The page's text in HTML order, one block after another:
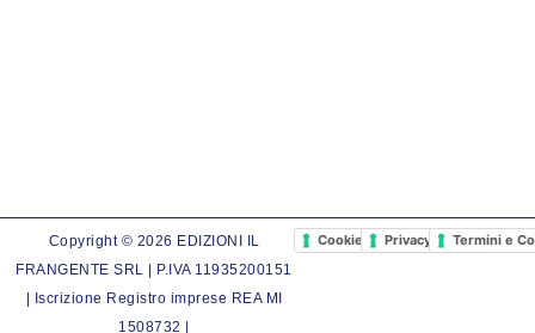
Copyright © 2026 EDIZIONI IL
FRANGENTE SRL | P.IVA 11935200151
| Iscrizione Registro imprese REA MI
1508732 |
Cookie PolicyPrivacy PolicyTermini e